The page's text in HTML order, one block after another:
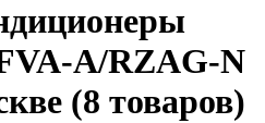
A/RZAG-N
(8 товаров)